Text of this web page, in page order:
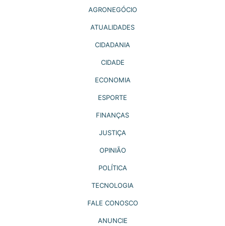
AGRONEGÓCIO
ATUALIDADES
CIDADANIA
CIDADE
ECONOMIA
ESPORTE
FINANÇAS
JUSTIÇA
OPINIÃO
POLÍTICA
TECNOLOGIA
FALE CONOSCO
ANUNCIE